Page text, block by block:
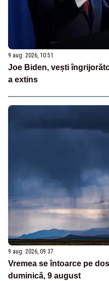
9 aug. 2026, 10:51
Joe Biden, vești
a extins
9 aug. 2026, 09:37
Vremea se întoarce pe
duminică, 9 august